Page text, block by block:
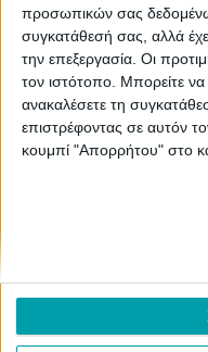
προσωπικών σας
συγκατάθεσή σας, αλλά
την επεξεργασία. Οι
τον ιστότοπο. Μπορείτε να
ανακαλέσετε τη
επιστρέφοντας σε αυτόν
κουμπί "Απορρήτου" στο
Στείλτε